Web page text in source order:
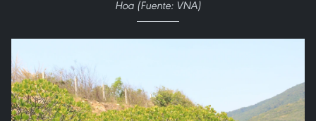
Hoa (Fuente: VNA)